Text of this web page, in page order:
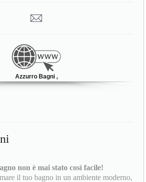
Azzurro Bagni ,
non è mai stato così facile!
il tuo bagno in un ambiente moderno,